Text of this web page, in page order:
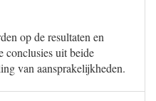
op de resultaten en
conclusies uit beide
van aansprakelijkheden.